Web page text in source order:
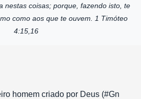
nestas coisas; porque, fazendo isto, te
como aos que te ouvem. 1 Timóteo
4:15,16
homem criado por Deus (#Gn